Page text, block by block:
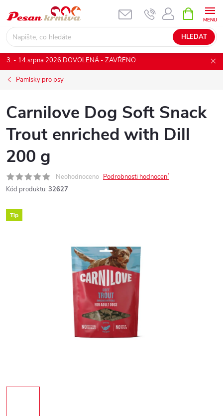
na
obsah
HLEDAT
NÁKUPNÍ
KOŠÍK
3. - 14.srpna 2026 DOVOLENÁ - ZAVŘENO
Pamlsky pro psy
Carnilove Dog Soft Snack
Trout enriched with Dill
200 g
Neohodnoceno Podrobnosti hodnocení
Kód produktu: 32627
Tip